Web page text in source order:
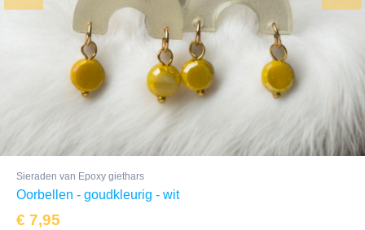
Sieraden van Epoxy giethars
Oorbellen - goudkleurig - wit
€ 7,95